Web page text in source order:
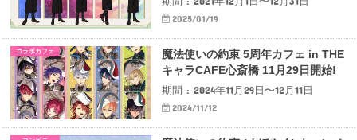
2025/01/19
コラボカフェ
魔法使いの約束 5周年カフェ in THE
キャラCAFE心斎橋 11月29日開始!
期間 : 2024年11月29日〜12月11日
2024/11/12